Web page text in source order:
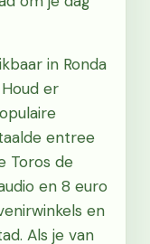
in Ronda
er
entree
Toros de
en 8 euro
en
Als je van